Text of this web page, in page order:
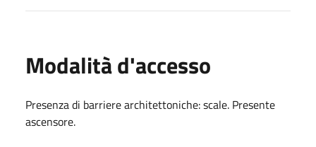
Modalità d'accesso
Presenza di barriere architettoniche: scale. Presente
ascensore.